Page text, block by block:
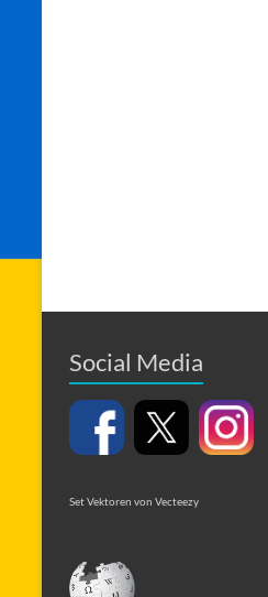
Social Media
Set Vektoren von Vecteezy